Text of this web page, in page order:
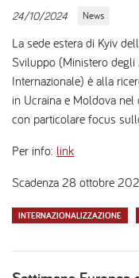
24/10/2024 News
La sede estera di Kyiv
Sviluppo (Ministero degli
Internazionale) è alla
in Ucraina e Moldova
con particolare focus
Per info: link
Scadenza 28 ottobre
INTERNAZIONALIZZAZIONE